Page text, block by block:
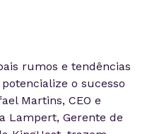
rumos e tendências
o sucesso
Martins, CEO e
Lampert, Gerente de